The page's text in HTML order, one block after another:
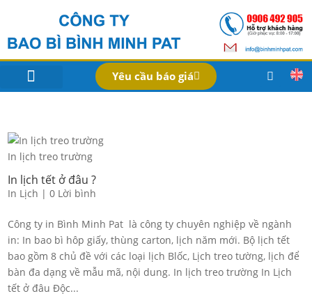
Yêu cầu báo giá
In lịch treo trường
In lịch tết ở đâu ?
In Lịch |0 Lời bình
Công ty in Bình Minh Pat là công ty chuyên nghiệp về ngành
in: In bao bì hôp giấy, thùng carton, lịch năm mới. Bộ lịch tết
bao gồm 8 chủ đề với các loại lịch Blốc, Lịch treo tường, lịch để
bàn đa dạng về mẫu mã, nội dung. In lịch treo trường In Lịch
tết ở đâu Độc...